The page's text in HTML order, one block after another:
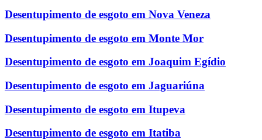
Desentupimento de esgoto em Nova Veneza
Desentupimento de esgoto em Monte Mor
Desentupimento de esgoto em Joaquim Egídio
Desentupimento de esgoto em Jaguariúna
Desentupimento de esgoto em Itupeva
Desentupimento de esgoto em Itatiba